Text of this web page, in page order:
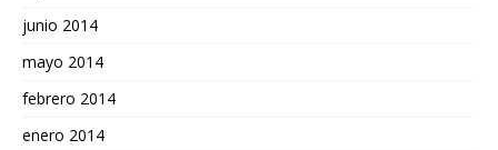
junio 2014
mayo 2014
febrero 2014
enero 2014